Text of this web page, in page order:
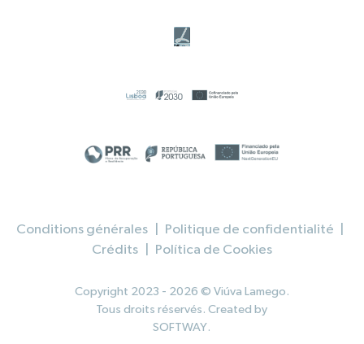
Conditions générales Politique de confidentialité
Crédits
Política de Cookies
Copyright 2023 - 2026 © Viúva Lamego.
Tous droits réservés. Created by
SOFTWAY.